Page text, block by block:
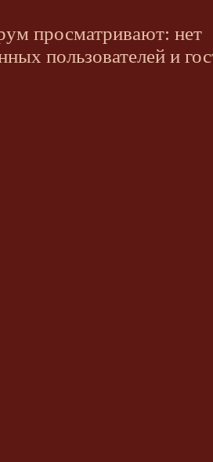
просматривают: нет
пользователей и